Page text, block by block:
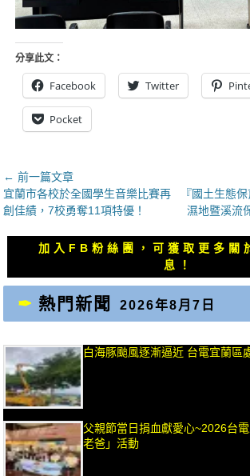
分享此文：
Facebook Twitter
Pocket
文
章
導
覽
← 前一篇文章
上
一
宜蘭市各校於全國學生音樂比賽再
創佳績，7校勇奪11項特優！
下
一
文
章：
『國土生態
濕地暨溪流
加入FB粉絲團，可獲取更多關
息！
熱門新聞 2026年8月7日
白海豚颱風逐漸逼近 台電宜蘭區
父親節當日捐血獻愛心~2026台
老爸」活動